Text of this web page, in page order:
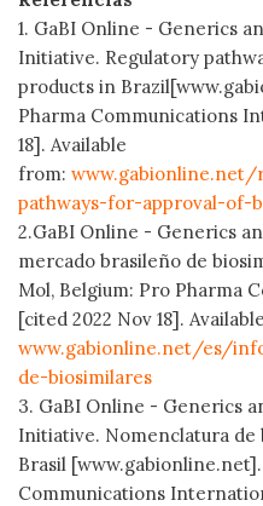
1. GaBI Online - Generics
Initiative. Regulatory
products in
Pharma Communications
18]. Available
from:
pathways-for-approval-of-
2.GaBI Online - Generics
mercado brasileño de
Mol, Belgium: Pro Pharma
[cited 2022 Nov 18].
www.gabionline.net/es/
de-biosimilares
3. GaBI Online - Generics
Initiative. Nomenclatura de
Brasil
Communications